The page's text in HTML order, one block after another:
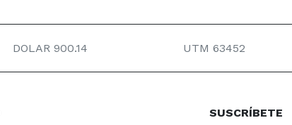
DOLAR 900.14 UTM 63452
SUSCRÍBETE